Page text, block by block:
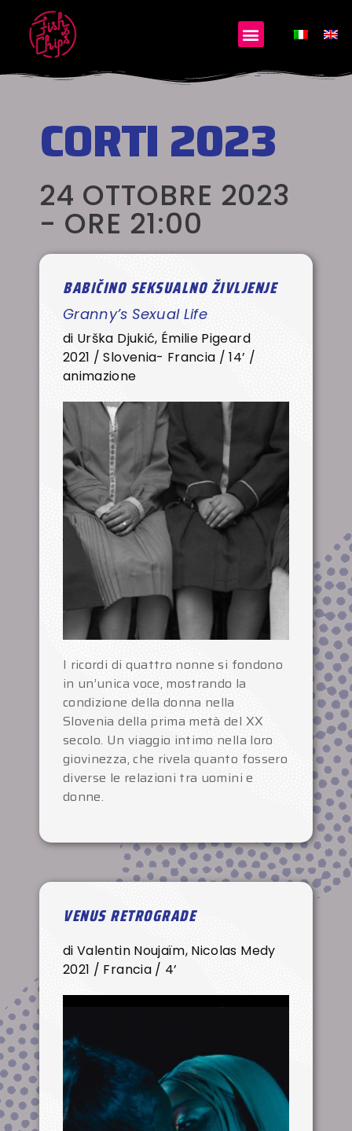
CORTI 2023
24 OTTOBRE 2023
- ORE 21:00
BABIČINO SEKSUALNO ŽIVLJENJE
Granny’s Sexual Life
di Urška Djukić, Émilie Pigeard
2021 / Slovenia- Francia / 14’ /
animazione
I ricordi di quattro nonne si fondono
in un’unica voce, mostrando la
condizione della donna nella
Slovenia della prima metà del XX
secolo. Un viaggio intimo nella loro
giovinezza, che rivela quanto fossero
diverse le relazioni tra uomini e
donne.
VENUS RETROGRADE
di Valentin Noujaïm, Nicolas Medy
2021 / Francia / 4’